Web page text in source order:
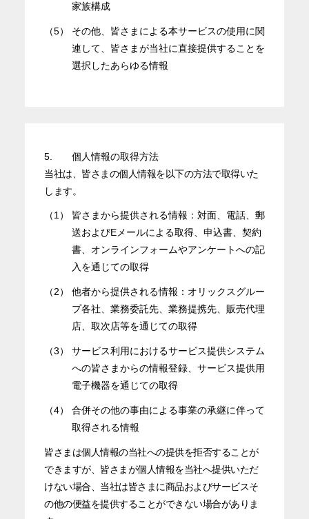
家族構成
（5）
その他、皆さまによる本サービスの使用に関
連して、皆さまが当社に直接提供することを
選択したあらゆる情報
5.
個人情報の取得方法
当社は、皆さまの個人情報を以下の方法で取得いた
します。
（1）
皆さまから提供される情報：対面、電話、郵
送およびEメールによる取得、申込書、契約
書、オンラインフォームやアンケートへの記
入を通じての取得
（2）
他者から提供される情報：オリックスグルー
プ各社、業務委託先、業務提携先、販売代理
店、取次店等を通じての取得
（3）
サービス利用におけるサービス提供システム
への皆さまからの情報登録、サービス提供用
電子機器を通じての取得
（4）
合併その他の事由による事業の承継に伴って
取得される情報
皆さまは個人情報の当社への提供を拒否することが
できますが、皆さまが個人情報を当社へ提供いただ
けない場合、当社は皆さまに商品およびサービスそ
の他の便益を提供することができない場合がありま